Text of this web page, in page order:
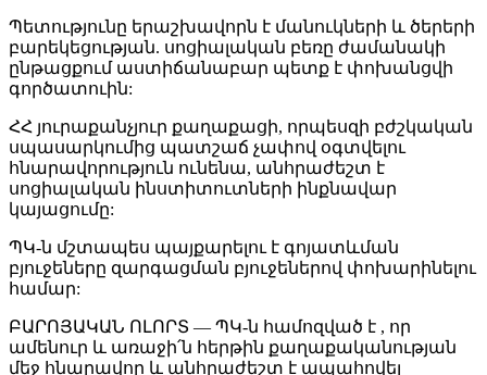
Պետությունը երաշխավորն է մանուկների և ծերերի
բարեկեցության. սոցիալական բեռը ժամանակի
ընթացքում աստիճանաբար պետք է փոխանցվի
գործատուին:
ՀՀ յուրաքանչյուր քաղաքացի, որպեսզի բժշկական
սպասարկումից պատշաճ չափով օգտվելու
հնարավորություն ունենա, անհրաժեշտ է
սոցիալական ինստիտուտների ինքնավար
կայացումը:
ՊԿ-ն մշտապես պայքարելու է գոյատևման
բյուջեները զարգացման բյուջեներով փոխարինելու
համար:
ԲԱՐՈՅԱԿԱՆ ՈԼՈՐՏ — ՊԿ-ն համոզված է , որ
ամենուր և առաջի՛ն հերթին քաղաքականության
մեջ հնարավոր և անհրաժեշտ է ապահովել